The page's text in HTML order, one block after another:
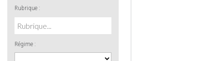
Rubrique :
Régime :